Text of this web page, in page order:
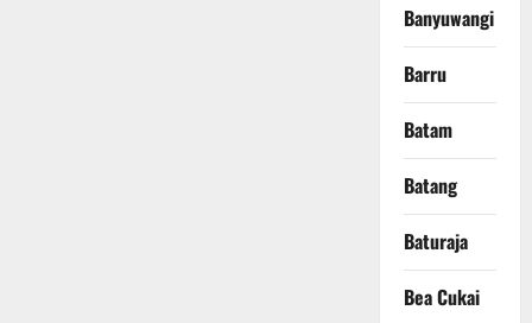
Banyuwangi
Barru
Batam
Batang
Baturaja
Bea Cukai